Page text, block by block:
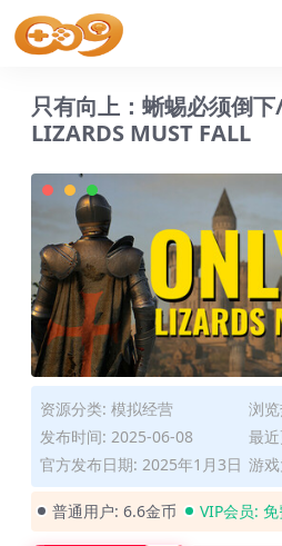
只有向上：蜥蜴必须倒
LIZARDS MUST FALL
资源分类: 模拟经营
浏
发布时间: 2025-06-08
最
官方发布日期: 2025年1月3日 游
普通用户: 6.6金币 VIP会员: